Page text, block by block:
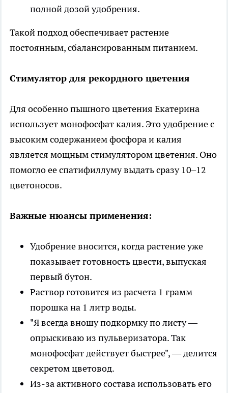
полной дозой удобрения.
Такой подход обеспечивает растение
постоянным, сбалансированным питанием.
Стимулятор для рекордного цветения
Для особенно пышного цветения Екатерина
использует монофосфат калия. Это удобрение с
высоким содержанием фосфора и калия
является мощным стимулятором цветения. Оно
помогло ее спатифиллуму выдать сразу 10–12
цветоносов.
Важные нюансы применения:
Удобрение вносится, когда растение уже
показывает готовность цвести, выпуская
первый бутон.
Раствор готовится из расчета 1 грамм
порошка на 1 литр воды.
"Я всегда вношу подкормку по листу —
опрыскиваю из пульверизатора. Так
монофосфат действует быстрее", — делится
секретом цветовод.
Из-за активного состава использовать его